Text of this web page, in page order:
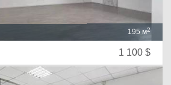
195 м2
1 100 $